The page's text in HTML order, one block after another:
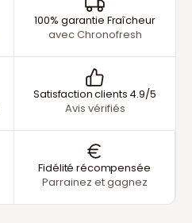
100% garantie Fraîcheur
avec Chronofresh
Satisfaction clients 4.9/5
Avis vérifiés
Fidélité récompensée
Parrainez et gagnez